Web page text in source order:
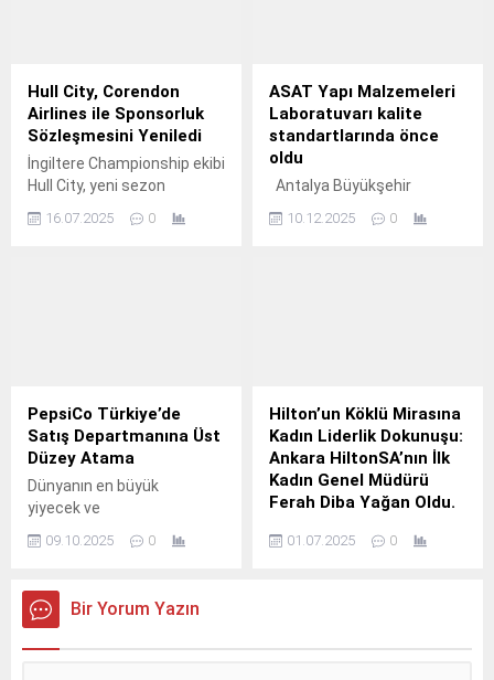
sağlık partneri olmayı
hedefliyor.
Hull City, Corendon
Airlines ile Sponsorluk
Sözleşmesini Yeniledi
İngiltere Championship ekibi
Hull City, yeni sezon
Corendon Airlines’ın özel
16.07.2025 0
ASAT Yapı Malzemeleri
Laboratuvarı kalite
standartlarında önce
oldu
Antalya Büyükşehir
Müdürlüğü’ne bağlı Yapı
10.12.2025 0
PepsiCo Türkiye’de
Satış Departmanına Üst
Düzey Atama
Dünyanın en büyük
yiyecek ve
PepsiCo’nun en önemli
olarak öne çıkan PepsiCo
Türkiye’de üst düzey atama
09.10.2025 0
Hilton’un Köklü Mirasına
Kadın Liderlik Dokunuşu:
Ankara HiltonSA’nın İlk
Kadın Genel Müdürü
Ferah Diba Yağan Oldu.
otellerinden Ankara
01.07.2025 0
Bir Yorum Yazın